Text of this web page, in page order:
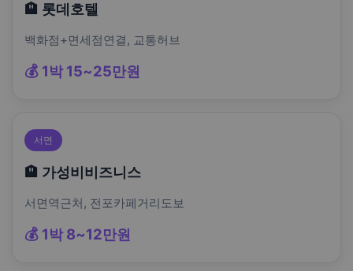
🏨 롯데호텔
백화점+면세점연결, 교통허브
💰 1박 15~25만원
서면
🏨 가성비비즈니스
서면역근처, 전포카페거리도보
💰 1박 8~12만원